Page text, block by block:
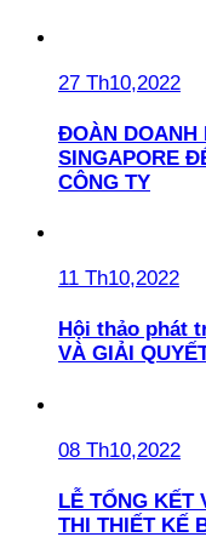
27 Th10,2022
ĐOÀN DOANH
SINGAPORE
CÔNG TY
11 Th10,2022
Hội thảo phát
VÀ GIẢI
08 Th10,2022
LỄ TỔNG KẾT
THI THIẾT KẾ